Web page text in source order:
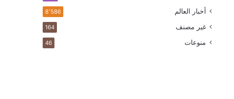
أخبار العالم 8٬586
غير مصنف 164
منوعات 46